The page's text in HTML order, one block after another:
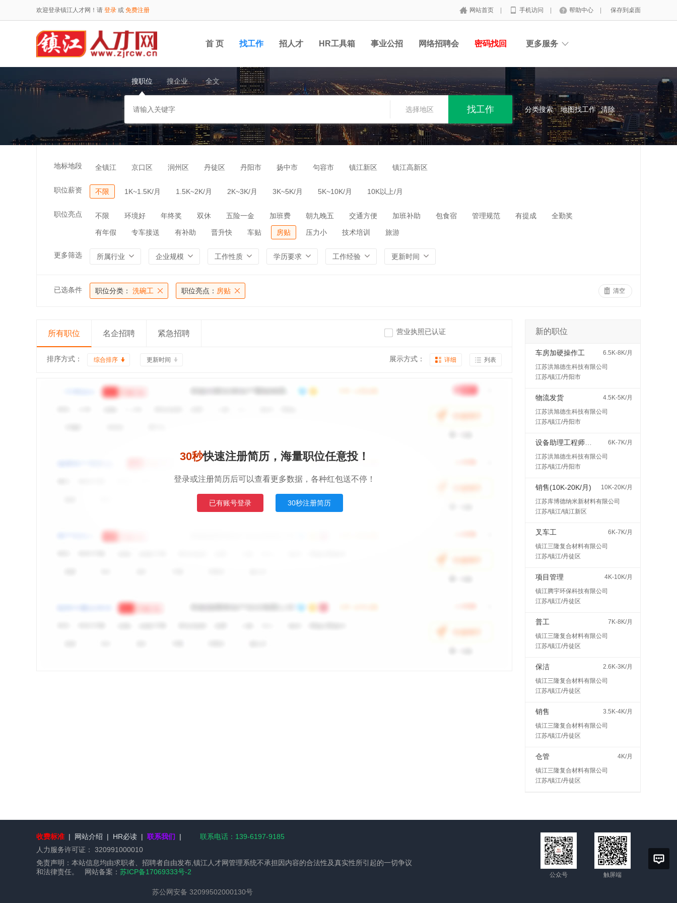
欢迎登录镇江人才网！请 登录 或 免费注册 网站首页 手机访问 帮助中心 保存到桌面
首 页 找工作 招人才 HR工具箱 事业公招 网络招聘会 密码找回 更多服务
搜职位 搜企业 全文
选择地区 分类搜索 地图找工作 清除
地标地段 全镇江 京口区 润州区 丹徒区 丹阳市 扬中市 句容市 镇江新区 镇江高新区
职位薪资 不限 1K~1.5K/月 1.5K~2K/月 2K~3K/月 3K~5K/月 5K~10K/月 10K以上/月
职位亮点 不限 环境好 年终奖 双休 五险一金 加班费 朝九晚五 交通方便 加班补助 包食宿 管理规范 有提成 全勤奖
有年假 专车接送 有补助 晋升快 车贴 房贴 压力小 技术培训 旅游
更多筛选 所属行业 企业规模 工作性质 学历要求 工作经验 更新时间
已选条件 职位分类： 洗碗工 职位亮点： 房贴 清空
所有职位 名企招聘 紧急招聘 营业执照已认证
排序方式： 综合排序 更新时间 展示方式： 详细 列表
30秒快速注册简历，海量职位任意投！
登录或注册简历后可以查看更多数据，各种红包送不停！
已有账号登录 30秒注册简历
新的职位
车房加硬操作工
6.5K-8K/月
江苏洪旭德生科技有限公司
江苏/镇江/丹阳市
物流发货
4.5K-5K/月
江苏洪旭德生科技有限公司
江苏/镇江/丹阳市
6K-7K/月
江苏洪旭德生科技有限公司
江苏/镇江/丹阳市
销售(10K-20K/月)
10K-20K/月
江苏库博德纳米新材料有限公司
江苏/镇江/镇江新区
叉车工
6K-7K/月
镇江三隆复合材料有限公司
江苏/镇江/丹徒区
项目管理
4K-10K/月
镇江腾宇环保科技有限公司
江苏/镇江/丹徒区
普工
7K-8K/月
镇江三隆复合材料有限公司
江苏/镇江/丹徒区
保洁
2.6K-3K/月
镇江三隆复合材料有限公司
江苏/镇江/丹徒区
销售
3.5K-4K/月
镇江三隆复合材料有限公司
江苏/镇江/丹徒区
仓管
4K/月
镇江三隆复合材料有限公司
江苏/镇江/丹徒区
收费标准 | 网站介绍 | HR必读 | 联系我们 |
联系电话：139-6197-9185
人力服务许可证：
320991000010
免责声明：本站信息均由求职者、招聘者自由发布,镇江人才网管理系统不承担因内容的合法性及真实性所引起的一切争议
和法律责任。 网站备案： 苏ICP备17069333号-2
苏公网安备 32099502000130号
公众号 触屏端